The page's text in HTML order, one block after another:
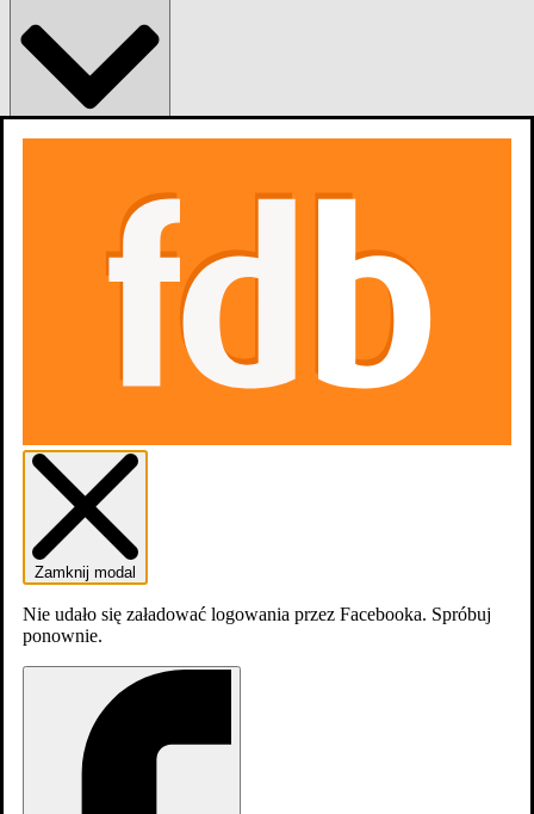
oraz inna 1 nagroda i 6 nominacji
Filmografia
Skocz do wybranego zawodu
Reżyseria
Producenci
Zamknij modal
Nie udało się załadować logowania przez Facebooka. Spróbuj
ponownie.